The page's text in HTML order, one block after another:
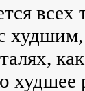
всех
худшее